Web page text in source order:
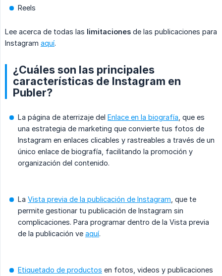
Reels
Lee acerca de todas las limitaciones de las publicaciones para
Instagram aquí.
¿Cuáles son las principales
características de Instagram en
Publer?
La página de aterrizaje del Enlace en la biografía , que es
una estrategia de marketing que convierte tus fotos de
Instagram en enlaces clicables y rastreables a través de un
único enlace de biografía, facilitando la promoción y
organización del contenido.
La Vista previa de la publicación de Instagram , que te
permite gestionar tu publicación de Instagram sin
complicaciones. Para programar dentro de la Vista previa
de la publicación ve aquí.
Etiquetado de productos en fotos, videos y publicaciones